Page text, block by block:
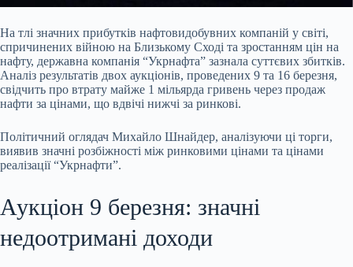
На тлі значних прибутків нафтовидобувних компаній у світі,
спричинених війною на Близькому Сході та зростанням цін на
нафту, державна компанія “Укрнафта” зазнала суттєвих збитків.
Аналіз результатів двох аукціонів, проведених 9 та 16 березня,
свідчить про втрату майже 1 мільярда гривень через продаж
нафти за цінами, що вдвічі нижчі за ринкові.
Політичний оглядач Михайло Шнайдер, аналізуючи ці торги,
виявив значні розбіжності між ринковими цінами та цінами
реалізації “Укрнафти”.
Аукціон 9 березня: значні
недоотримані доходи